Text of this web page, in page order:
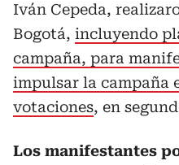
Iván Cepeda,
Bogotá, incluyendo
campaña, para
impulsar la campaña
votaciones, en
Los manifestantes